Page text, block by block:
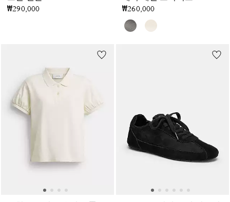
₩290,000
₩260,000